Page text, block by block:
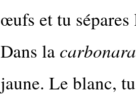
œufs et tu
Dans la carbonara
jaune. Le blanc,